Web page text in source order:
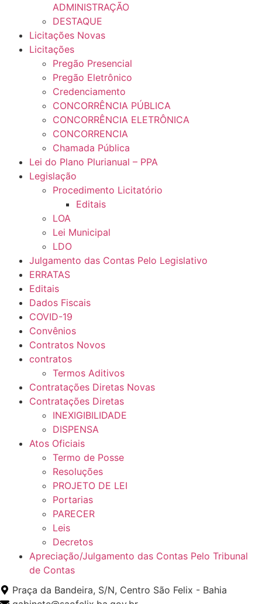
ADMINISTRAÇÃO
DESTAQUE
Licitações Novas
Licitações
Pregão Presencial
Pregão Eletrônico
Credenciamento
CONCORRÊNCIA PÚBLICA
CONCORRÊNCIA ELETRÔNICA
CONCORRENCIA
Chamada Pública
Lei do Plano Plurianual – PPA
Legislação
Procedimento Licitatório
Editais
LOA
Lei Municipal
LDO
Julgamento das Contas Pelo Legislativo
ERRATAS
Editais
Dados Fiscais
COVID-19
Convênios
Contratos Novos
contratos
Termos Aditivos
Contratações Diretas Novas
Contratações Diretas
INEXIGIBILIDADE
DISPENSA
Atos Oficiais
Termo de Posse
Resoluções
PROJETO DE LEI
Portarias
PARECER
Leis
Decretos
Apreciação/Julgamento das Contas Pelo Tribunal
de Contas
Praça da Bandeira, S/N, Centro São Felix - Bahia